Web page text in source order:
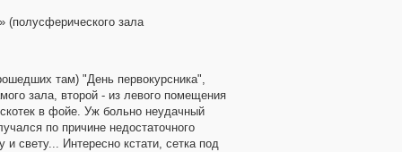
(полусферического зала
там) "День первокурсника",
зала, второй - из левого помещения
в фойе. Уж больно неудачный
по причине недостаточного
свету... Интересно кстати, сетка под